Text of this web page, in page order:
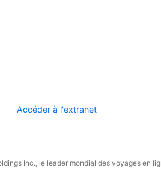
Accéder à l'extranet
Inc., le leader mondial des voyages en